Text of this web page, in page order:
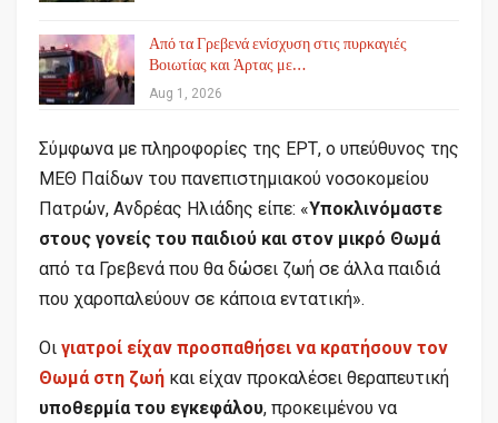
Από τα Γρεβενά ενίσχυση στις πυρκαγιές
Βοιωτίας και Άρτας με…
Aug 1, 2026
Σύμφωνα με πληροφορίες της ΕΡΤ, ο υπεύθυνος της
ΜΕΘ Παίδων του πανεπιστημιακού νοσοκομείου
Πατρών, Ανδρέας Ηλιάδης είπε: «Υποκλινόμαστε
στους γονείς του παιδιού και στον μικρό Θωμά
από τα Γρεβενά που θα δώσει ζωή σε άλλα παιδιά
που χαροπαλεύουν σε κάποια εντατική».
Οι γιατροί είχαν προσπαθήσει να κρατήσουν τον
Θωμά στη ζωή και είχαν προκαλέσει θεραπευτική
υποθερμία του εγκεφάλου, προκειμένου να